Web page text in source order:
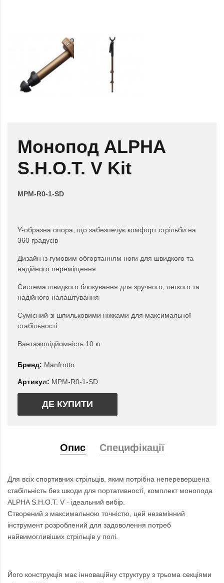
Монопод ALPHA
S.H.O.T. V Kit
MPM-R0-1-SD
Y-образна опора, що забезпечує комфорт стрільби на
360 градусів
Дизайн із гумовим обгортанням ноги для швидкого та
надійного переміщення
Система швидкого блокування для зручного, легкого та
надійного налаштування
Сумісний зі шпильковими ніжками для максимальної
стабільності
Вантажопідйомність 10 кг
Бренд: Manfrotto
Артикул: MPM-R0-1-SD
ДЕ КУПИТИ
Опис Специфікації
Для всіх спортивних стрільців, яким потрібна неперевершена
стабільність без шкоди для портативності, комплект монопода
ALPHA S.H.O.T. V - ідеальний вибір.
Створений з максимальною точністю, цей незамінний
інструмент розроблений для задоволення потреб
найвимогливіших стрільців у полі.
Його конструкція має інноваційну структуру з трьома секціями